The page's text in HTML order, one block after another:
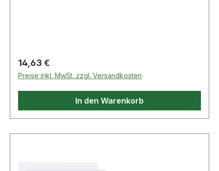
inkl. 9 V-Alkaline-Batterie, Montagematerial u.
Bedienungsanleitung · geprüft gem. EN 14604,
CE 0333-CPR292165 · Hinweis zur Entsorgung
von Batterien und Akkus Da wir Batterien und
Akkus bzw. solche Geräte verkaufen, die
Batterie
Regulärer Preis:
14,63 €
Preise inkl. MwSt. zzgl. Versandkosten
In den Warenkorb